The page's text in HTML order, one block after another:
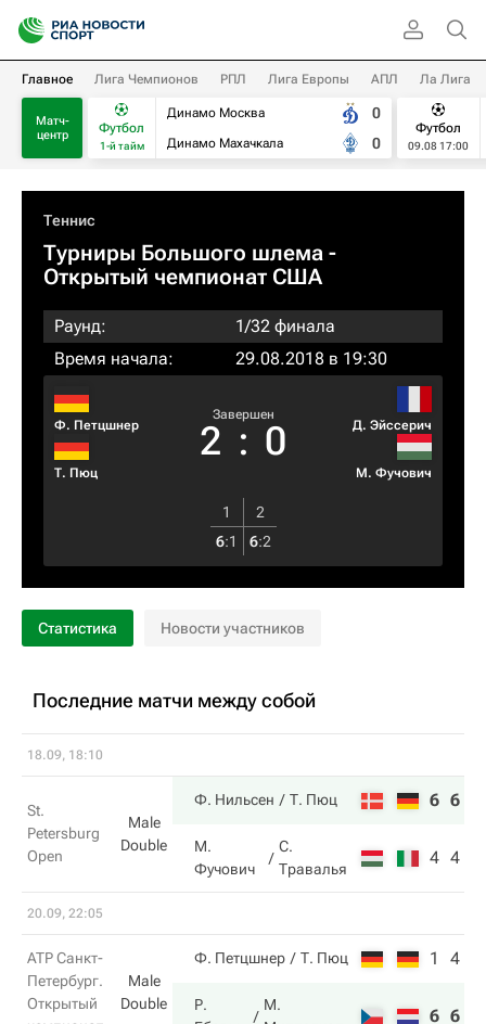
Главное Лига Чемпионов РПЛ Лига Европы АПЛ Ла Лига
Матч-
центр
Футбол
1-й тайм
Динамо Москва
Динамо Махачкала
0
0
Футбол
09.08 17:00
Теннис
Турниры Большого шлема -
Открытый чемпионат США
Раунд:
1/32 финала
Время начала:
29.08.2018 в 19:30
Ф. Петцшнер
Т. Пюц
Завершен
2 : 0 Д. Эйссерич
М. Фучович
1
2
6:1 6:2
Статистика Новости участников
Последние матчи между собой
18.09, 18:10
St.
Petersburg
Open
Male
Double
Ф. Нильсен Т. Пюц 6 6
М.
Фучович
С.
Травалья
4 4
20.09, 22:05
ATP Санкт-
Петербург.
Открытый
Male
Double
Ф. Петцшнер Т. Пюц 1 4
Р.
М.
6 6